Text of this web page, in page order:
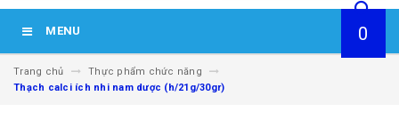
MENU 0
Trang chủ
Thực phẩm chức năng
Thạch calci ích nhi nam dược (h/21g/30gr)